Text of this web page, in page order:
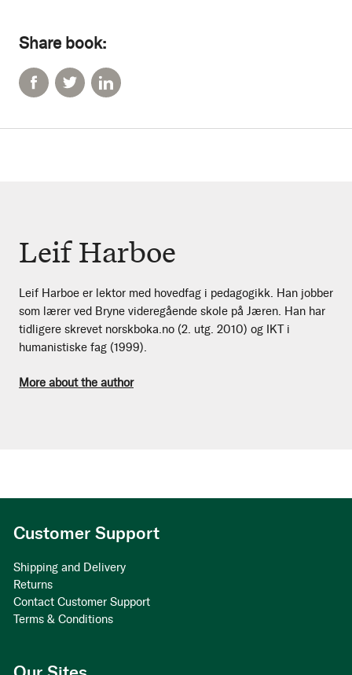
Share book:
Leif Harboe
Leif Harboe er lektor med hovedfag i pedagogikk. Han jobber
som lærer ved Bryne videregående skole på Jæren. Han har
tidligere skrevet norskboka.no (2. utg. 2010) og IKT i
humanistiske fag (1999).
More about the author
Customer Support
Shipping and Delivery
Returns
Contact Customer Support
Terms & Conditions